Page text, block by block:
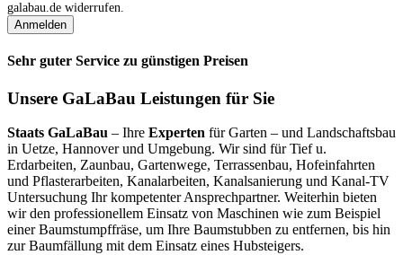
galabau.de widerrufen.
Anmelden
Sehr guter Service zu günstigen Preisen
Unsere GaLaBau Leistungen für Sie
Staats GaLaBau – Ihre Experten für Garten – und Landschaftsbau
in Uetze, Hannover und Umgebung. Wir sind für Tief u.
Erdarbeiten, Zaunbau, Gartenwege, Terrassenbau, Hofeinfahrten
und Pflasterarbeiten, Kanalarbeiten, Kanalsanierung und Kanal-TV
Untersuchung Ihr kompetenter Ansprechpartner. Weiterhin bieten
wir den professionellem Einsatz von Maschinen wie zum Beispiel
einer Baumstumpffräse, um Ihre Baumstubben zu entfernen, bis hin
zur Baumfällung mit dem Einsatz eines Hubsteigers.